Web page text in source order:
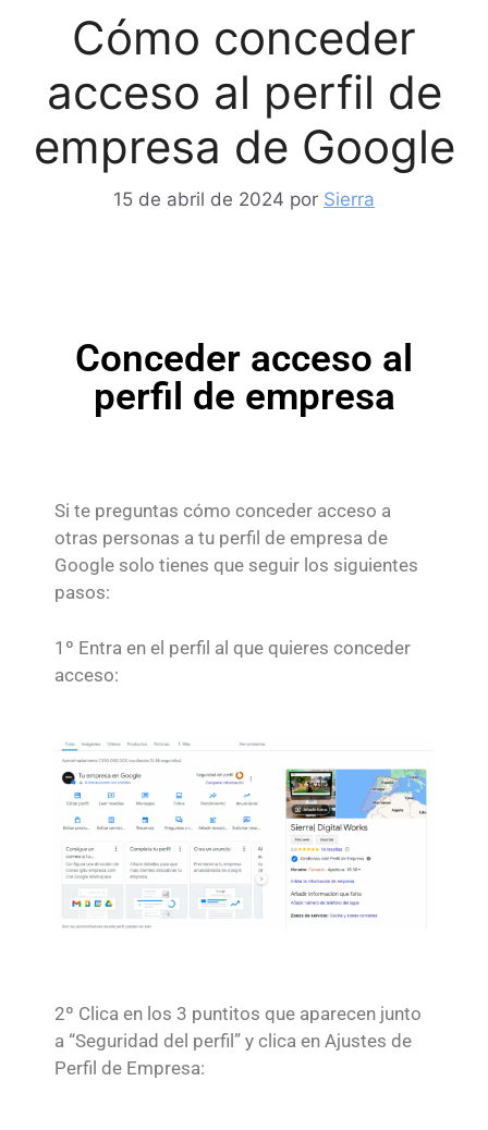
Cómo conceder
acceso al perfil de
empresa de Google
15 de abril de 2024 por Sierra
Conceder acceso al
perfil de empresa
Si te preguntas cómo conceder acceso a
otras personas a tu perfil de empresa de
Google solo tienes que seguir los siguientes
pasos:
1º Entra en el perfil al que quieres conceder
acceso:
2º Clica en los 3 puntitos que aparecen junto
a “Seguridad del perfil” y clica en Ajustes de
Perfil de Empresa: